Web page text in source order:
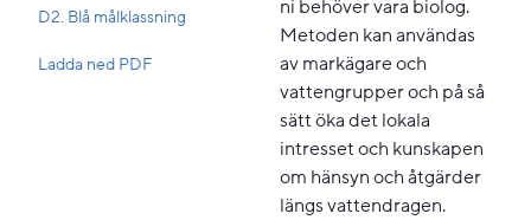
D2. Blå målklassning
Ladda ned PDFPdf, 331.7 kB, öppnas i nytt fönster.
ni behöver vara biolog.
Metoden kan användas
av markägare och
vattengrupper och på så
sätt öka det lokala
intresset och kunskapen
om hänsyn och åtgärder
längs vattendragen.